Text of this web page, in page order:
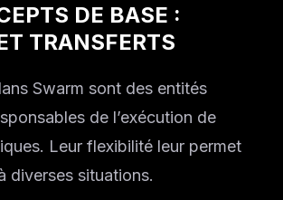
DE BASE :
TRANSFERTS
Swarm sont des entités
de l’exécution de
Leur flexibilité leur permet
diverses situations.